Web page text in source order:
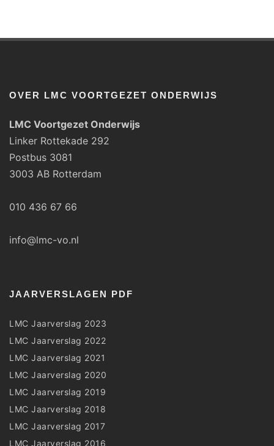
OVER LMC VOORTGEZET ONDERWIJS
LMC Voortgezet Onderwijs
Linker Rottekade 292
Postbus 3081
3003 AB Rotterdam
010 436 67 66
info@lmc-vo.nl
JAARVERSLAGEN PDF
LMC Jaarverslag 2023
LMC Jaarverslag 2022
LMC Jaarverslag 2021
LMC Jaarverslag 2020
LMC Jaarverslag 2019
LMC Jaarverslag 2018
LMC Jaarverslag 2017
LMC Jaarverslag 2016